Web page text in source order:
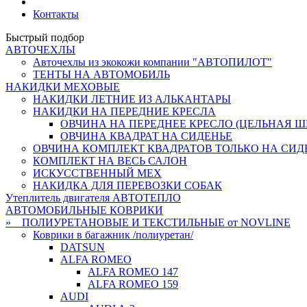
Контакты
Быстрый подбор
АВТОЧЕХЛЫ
Авточехлы из экокожи компании "АВТОПИЛОТ"
ТЕНТЫ НА АВТОМОБИЛЬ
НАКИДКИ МЕХОВЫЕ
НАКИДКИ ЛЕТНИЕ ИЗ АЛЬКАНТАРЫ
НАКИДКИ НА ПЕРЕДНИЕ КРЕСЛА
ОВЧИНА НА ПЕРЕДНЕЕ КРЕСЛО (ЦЕЛЬНАЯ
ОВЧИНА КВАДРАТ НА СИДЕНЬЕ
ОВЧИНА КОМПЛЕКТ КВАДРАТОВ ТОЛЬКО НА
КОМПЛЕКТ НА ВЕСЬ САЛОН
ИСКУССТВЕННЫЙ МЕХ
НАКИДКА ДЛЯ ПЕРЕВОЗКИ СОБАК
Утеплитель двигателя АВТОТЕПЛО
АВТОМОБИЛЬНЫЕ КОВРИКИ
» ПОЛИУРЕТАНОВЫЕ И ТЕКСТИЛЬНЫЕ от NOVLINE
Коврики в багажник /полиуретан/
DATSUN
ALFA ROMEO
ALFA ROMEO 147
ALFA ROMEO 159
AUDI